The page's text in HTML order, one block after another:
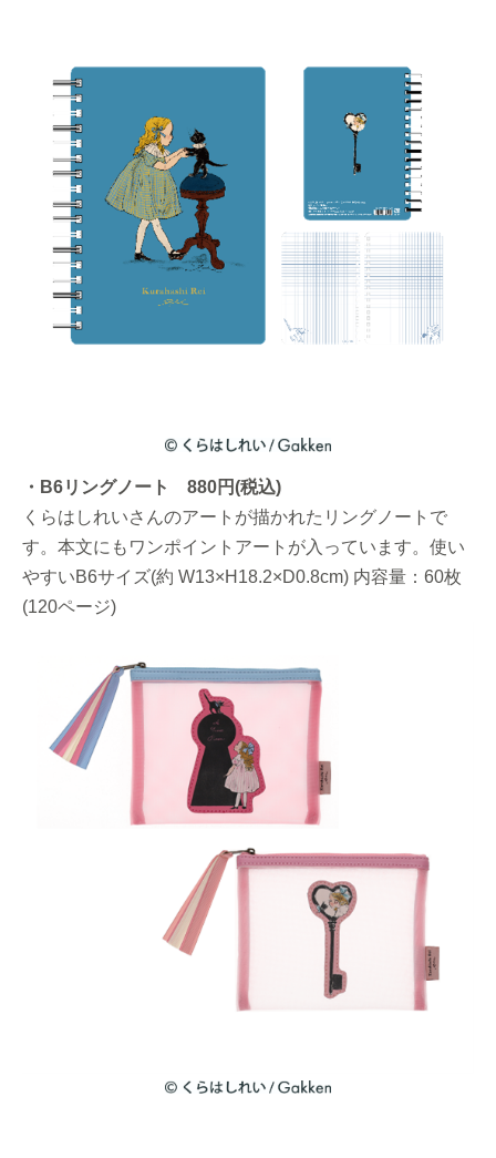
・B6リングノート 880円(税込)
くらはしれいさんのアートが描かれたリングノートで
す。本文にもワンポイントアートが入っています。使い
やすいB6サイズ(約 W13×H18.2×D0.8cm) 内容量：60枚
(120ページ)